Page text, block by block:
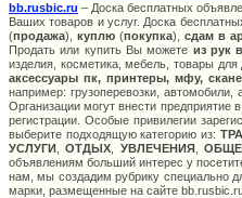
bb.rusbic.ru – Доска бесплатных
Ваших товаров и услуг. Доска
(продажа), куплю (покупка), сдам в
Продать или купить Вы можете из рук
изделия, косметика, мебель, товары
аксессуары пк, принтеры, мфу,
например: грузоперевозки,
Организации могут внести предприятие в
регистрации. Особые привилегии
выберите подходящую категорию из:
УСЛУГИ ,ОТДЫХ УВЛЕЧЕНИЯ,
объявлениям больший интерес у
нам, мы создадим рубрику специально
марки, размещенные на сайте